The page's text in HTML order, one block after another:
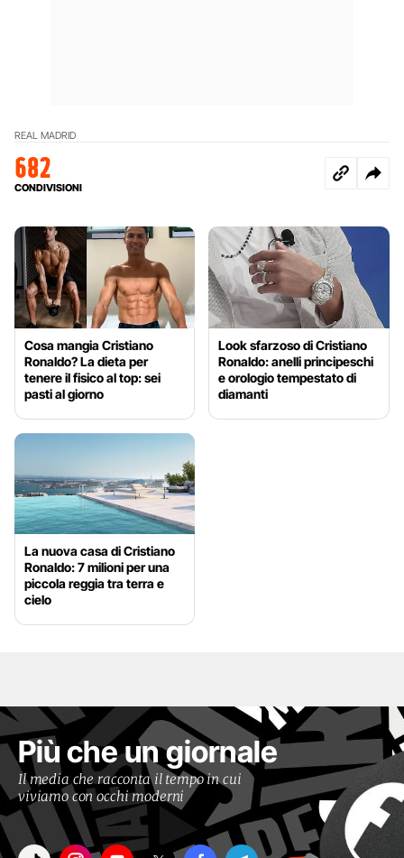
REAL MADRID
682
CONDIVISIONI
Cosa mangia Cristiano
Ronaldo? La dieta per
tenere il fisico al top: sei
pasti al giorno
Look sfarzoso di Cristiano
Ronaldo: anelli principeschi
e orologio tempestato di
diamanti
La nuova casa di Cristiano
Ronaldo: 7 milioni per una
piccola reggia tra terra e
cielo
Più che un giornale
Il media che racconta il tempo in cui
viviamo con occhi moderni